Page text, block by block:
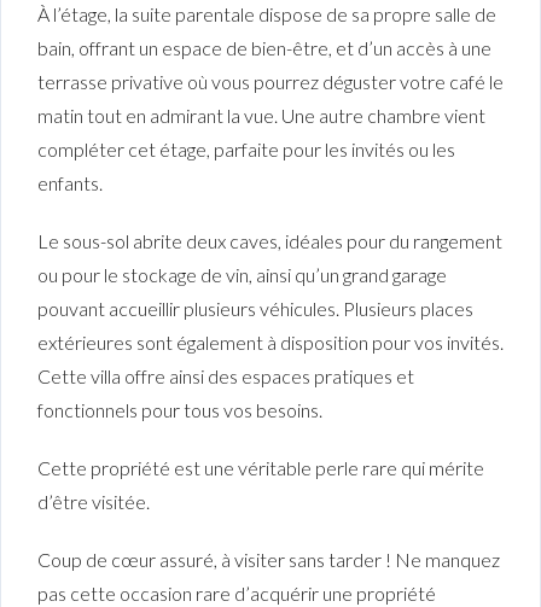
À l’étage, la suite parentale dispose de sa propre salle de
bain, offrant un espace de bien-être, et d’un accès à une
terrasse privative où vous pourrez déguster votre café le
matin tout en admirant la vue. Une autre chambre vient
compléter cet étage, parfaite pour les invités ou les
enfants.
Le sous-sol abrite deux caves, idéales pour du rangement
ou pour le stockage de vin, ainsi qu’un grand garage
pouvant accueillir plusieurs véhicules. Plusieurs places
extérieures sont également à disposition pour vos invités.
Cette villa offre ainsi des espaces pratiques et
fonctionnels pour tous vos besoins.
Cette propriété est une véritable perle rare qui mérite
d’être visitée.
Coup de cœur assuré, à visiter sans tarder ! Ne manquez
pas cette occasion rare d’acquérir une propriété